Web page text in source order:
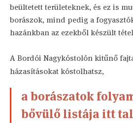
beültetett területeknek, és ez is
borászok, mind pedig a
hazánkban az ezekből készült
A Bordói Nagykóstolón kitűnő
házasításokat kóstolhatsz,
a borászatok
bővülő listája itt